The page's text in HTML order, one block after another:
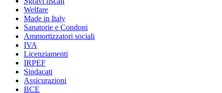
Welfare
Made in Italy
Sanatorie e Condoni
Ammortizzatori sociali
IVA
Licenziamenti
IRPEF
Sindacati
Assicurazioni
BCE